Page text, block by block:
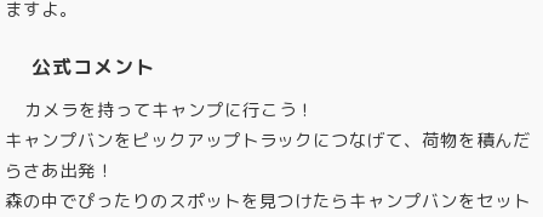
ますよ。
公式コメント
カメラを持ってキャンプに行こう！
キャンプバンをピックアップトラックにつなげて、荷物を積んだ
らさあ出発！
森の中でぴったりのスポットを見つけたらキャンプバンをセット